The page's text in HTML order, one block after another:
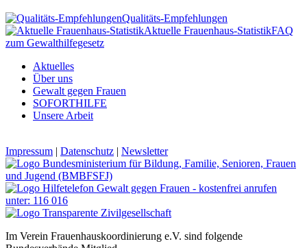
Qualitäts-Empfehlungen
Aktuelle Frauenhaus-StatistikFAQ
zum Gewalthilfegesetz
Aktuelles
Über uns
Gewalt gegen Frauen
SOFORTHILFE
Unsere Arbeit
Impressum | Datenschutz | Newsletter
Im Verein Frauenhauskoordinierung e.V. sind folgende